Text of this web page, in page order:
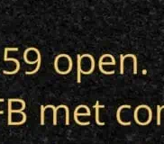
Onderhoudsservice